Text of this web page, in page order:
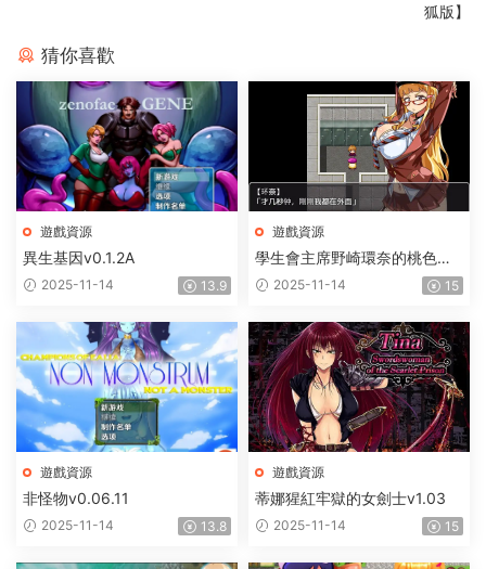
狐版】
猜你喜歡
遊戲資源
異生基因v0.1.2A
2025-11-14 13.9
遊戲資源
學生會主席野崎環奈的桃色煩
惱 2025-11-14 15
遊戲資源
非怪物v0.06.11
2025-11-14 13.8
遊戲資源
蒂娜猩紅牢獄的女劍士v1.03
2025-11-14 15